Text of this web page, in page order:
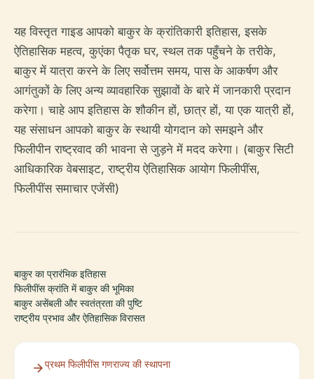
यह विस्तृत गाइड आपको बाकुर के क्रांतिकारी इतिहास, इसके
ऐतिहासिक महत्व, कुएंका पैतृक घर, स्थल तक पहुँचने के तरीके,
बाकुर में यात्रा करने के लिए सर्वोत्तम समय, पास के आकर्षण और
आगंतुकों के लिए अन्य व्यावहारिक सुझावों के बारे में जानकारी प्रदान
करेगा। चाहे आप इतिहास के शौकीन हों, छात्र हों, या एक यात्री हों,
यह संसाधन आपको बाकुर के स्थायी योगदान को समझने और
फिलीपीन राष्ट्रवाद की भावना से जुड़ने में मदद करेगा। (बाकुर सिटी
आधिकारिक वेबसाइट, राष्ट्रीय ऐतिहासिक आयोग फिलीपींस,
फिलीपींस समाचार एजेंसी)
बाकुर का प्रारंभिक इतिहास
फिलीपींस क्रांति में बाकुर की भूमिका
बाकुर असेंबली और स्वतंत्रता की पुष्टि
राष्ट्रीय प्रभाव और ऐतिहासिक विरासत
प्रथम फिलीपींस गणराज्य की स्थापना